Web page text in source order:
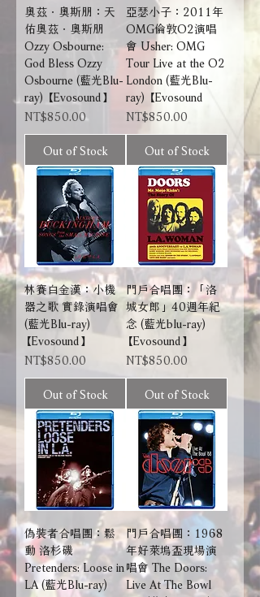
奧茲．奧斯朋：天
佑奧茲．奧斯朋
Ozzy Osbourne:
God Bless Ozzy
Osbourne (藍光Blu-
ray) 【Evosound】
Price
NT$850.00
Out of Stock
亞瑟小子：2011年
OMG倫敦O2演唱
會 Usher: OMG
Tour Live at the O2
London (藍光Blu-
ray) 【Evosound
Price
NT$850.00
Out of Stock
林賽白金漢：小機
器之歌 實錄演唱會
(藍光Blu-ray)
【Evosound】
Price
NT$850.00
Out of Stock
門戶合唱團：「洛
城女郎」40週年紀
念 (藍光blu-ray)
【Evosound】
Price
NT$850.00
Out of Stock
偽裝者合唱團：鬆
動 洛杉磯
Pretenders: Loose in
LA (藍光Blu-ray)
門戶合唱團：1968
年好萊塢盃現場演
唱會 The Doors:
Live At The Bowl